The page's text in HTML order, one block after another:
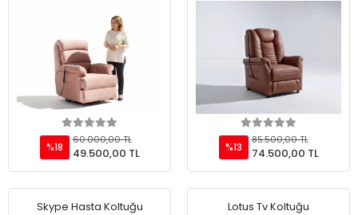
Add to cart
%18
60.000,00 TL
49.500,00 TL
Add to cart
%13
85.500,00 TL
74.500,00 TL
Skype Hasta Koltuğu Lotus Tv Koltuğu